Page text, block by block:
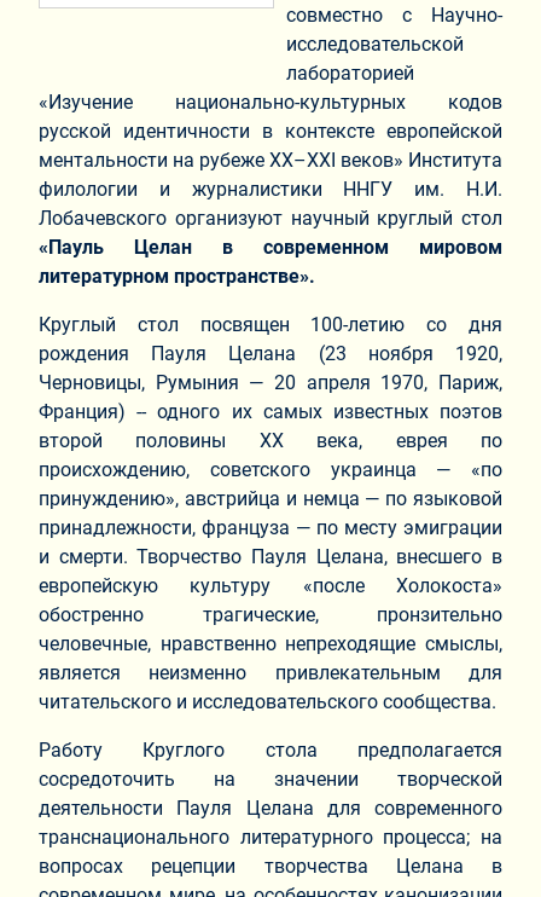
совместно с Научно-
исследовательской
лабораторией
«Изучение национально-культурных кодов
русской идентичности в контексте европейской
ментальности на рубеже XX–XXI веков» Института
филологии и журналистики ННГУ им. Н.И.
Лобачевского организуют научный круглый стол
«Пауль Целан в современном мировом
литературном пространстве».
Круглый стол посвящен 100-летию со дня
рождения Пауля Целана (23 ноября 1920,
Черновицы, Румыния — 20 апреля 1970, Париж,
Франция) -- одного их самых известных поэтов
второй половины ХХ века, еврея по
происхождению, советского украинца — «по
принуждению», австрийца и немца — по языковой
принадлежности, француза — по месту эмиграции
и смерти. Творчество Пауля Целана, внесшего в
европейскую культуру «после Холокоста»
обостренно трагические, пронзительно
человечные, нравственно непреходящие смыслы,
является неизменно привлекательным для
читательского и исследовательского сообщества.
Работу Круглого стола предполагается
сосредоточить на значении творческой
деятельности Пауля Целана для современного
транснационального литературного процесса; на
вопросах рецепции творчества Целана в